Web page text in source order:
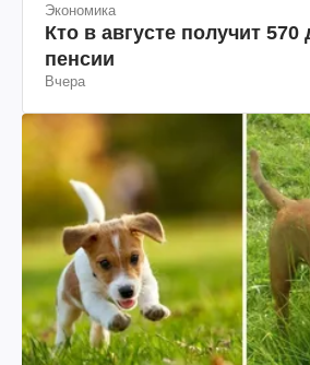
Экономика
Кто в августе получит 570
пенсии
Вчера